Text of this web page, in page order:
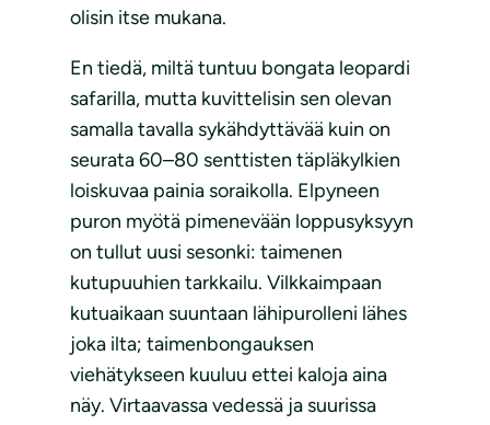
olisin itse mukana.
En tiedä, miltä tuntuu bongata leopardi
safarilla, mutta kuvittelisin sen olevan
samalla tavalla sykähdyttävää kuin on
seurata 60–80 senttisten täpläkylkien
loiskuvaa painia soraikolla. Elpyneen
puron myötä pimenevään loppusyksyyn
on tullut uusi sesonki: taimenen
kutupuuhien tarkkailu. Vilkkaimpaan
kutuaikaan suuntaan lähipurolleni lähes
joka ilta; taimenbongauksen
viehätykseen kuuluu ettei kaloja aina
näy. Virtaavassa vedessä ja suurissa